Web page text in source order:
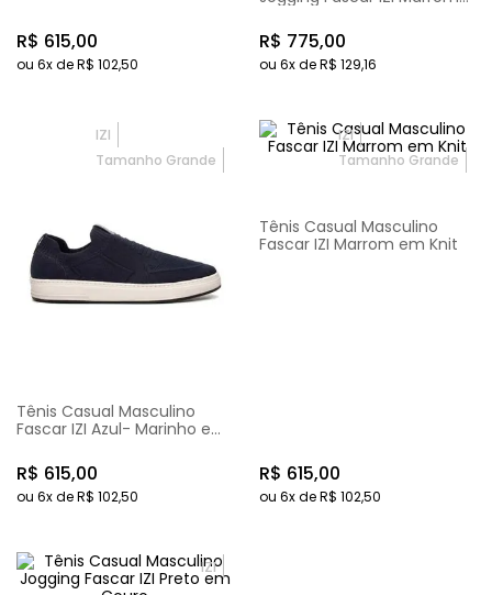
R$ 615,00
ou 6x deR$ 102,50
R$ 775,00
ou 6x deR$ 129,16
IZI
Tamanho Grande
Tênis Casual Masculino
Fascar IZI Azul- Marinho em
R$ 615,00
ou 6x deR$ 102,50
IZI
Tamanho Grande
Tênis Casual Masculino
Fascar IZI Marrom em Knit
R$ 615,00
ou 6x deR$ 102,50
IZI